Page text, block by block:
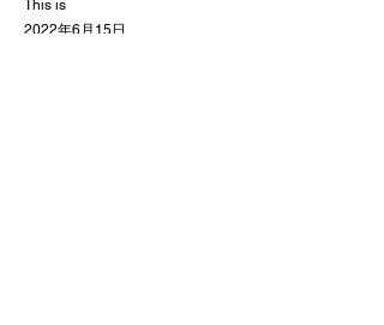
This is
2022年6月15日